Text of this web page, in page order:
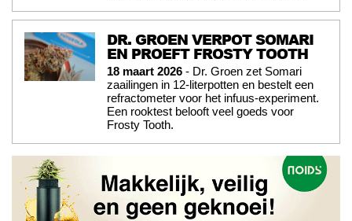
DR. GROEN VERPOT SOMARI
EN PROEFT FROSTY TOOTH
18 maart 2026 - Dr. Groen zet Somari
zaailingen in 12-literpotten en bestelt een
refractometer voor het infuus-experiment.
Een rooktest belooft veel goeds voor
Frosty Tooth.